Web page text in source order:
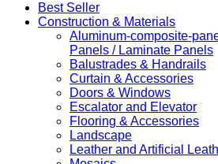
Best Seller
Construction & Materials
Aluminum-composite-
Panels / Laminate Panels
Balustrades & Handrails
Curtain & Accessories
Doors & Windows
Escalator and Elevator
Flooring & Accessories
Landscape
Leather and Artificial